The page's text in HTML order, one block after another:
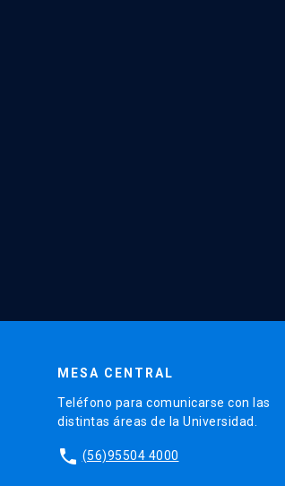
MESA CENTRAL
Teléfono para comunicarse con las
distintas áreas de la Universidad.
phone (56)95504 4000